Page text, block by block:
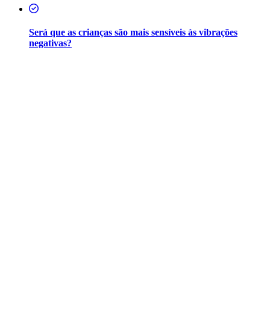
Será que as crianças são mais sensíveis às vibrações
negativas?